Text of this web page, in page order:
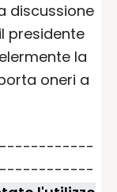
discussione
presidente
la
oneri a